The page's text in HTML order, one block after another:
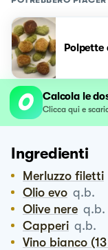
Polpette
Calcola le
Clicca qui e
Ingredienti
Merluzzo filetti
Olio evo q.b.
Olive nere q.b.
Capperi q.b.
Vino bianco